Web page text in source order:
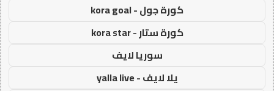
كورة جول - kora goal
كورة ستار - kora star
سوريا لايف
يلا لايف - yalla live